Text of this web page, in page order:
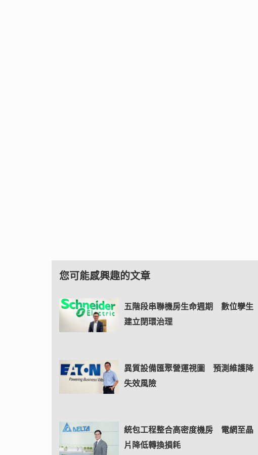
您可能感興趣的文章
五階段串聯機房生命週期 數位孿生
建立閉環治理
異質設備匯聚營運視圖 預測維護降
失效風險
統包工程整合高密度機房 電網至晶
片降低轉換損耗